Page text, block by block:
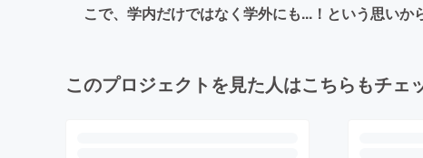
こで、学内だけではなく学外にも...！という思い
このプロジェクトを見た人はこちらもチェ